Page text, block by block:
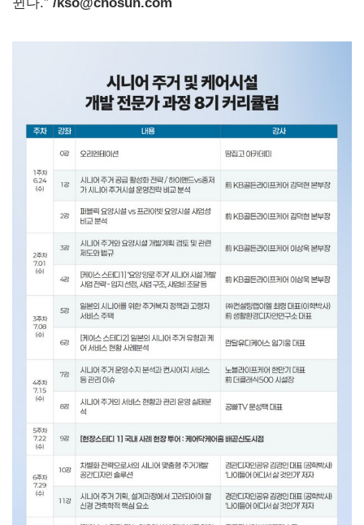
뀐다.” /kso@chosun.com